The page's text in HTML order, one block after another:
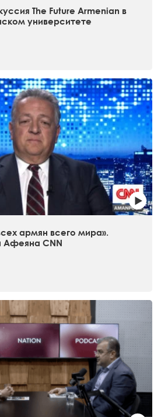
The Future Armenian в
университете
армян всего мира».
Афеяна CNN